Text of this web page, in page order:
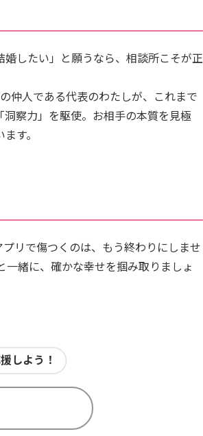
したい」と願うなら、相談所こそが正
仲人である代表のわたしが、これまで
察力」を駆使。お相手の本質を見極
す。
リで傷つくのは、もう終わりにしませ
緒に、確かな幸せを掴み取りましょ
しよう！